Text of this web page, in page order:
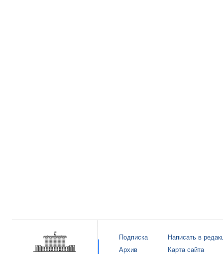
Подписка
Архив
Написать в
Карта сайта